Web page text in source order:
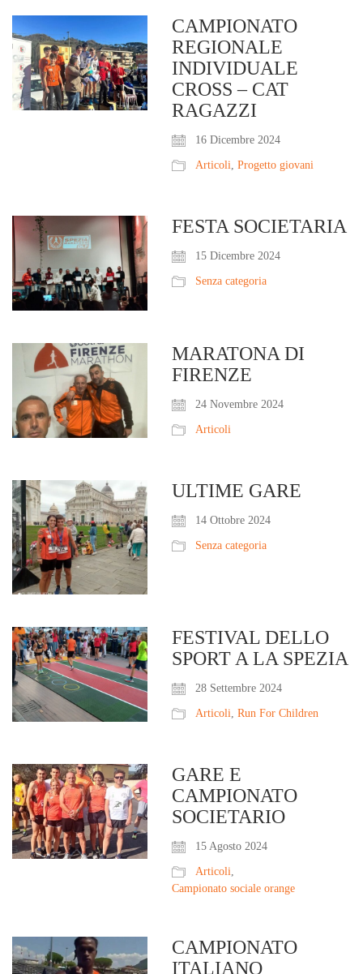
CAMPIONATO
REGIONALE
INDIVIDUALE
CROSS – CAT
RAGAZZI
16 Dicembre 2024
Articoli,Progetto giovani
FESTA SOCIETARIA
15 Dicembre 2024
Senza categoria
MARATONA DI
FIRENZE
24 Novembre 2024
Articoli
ULTIME GARE
14 Ottobre 2024
Senza categoria
FESTIVAL DELLO
SPORT A LA SPEZIA
28 Settembre 2024
Articoli ,Run For Children
GARE E
CAMPIONATO
SOCIETARIO
15 Agosto 2024
Articoli
Campionato sociale orange
CAMPIONATO
ITALIANO